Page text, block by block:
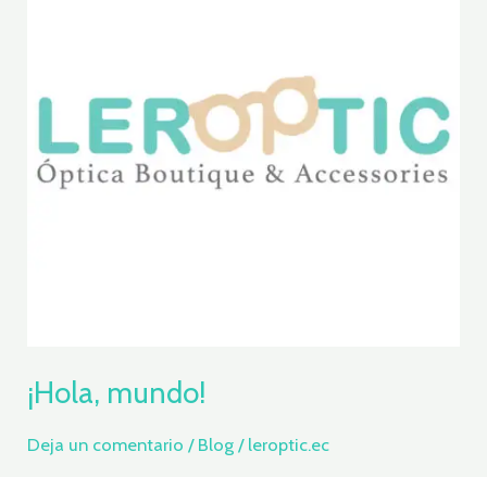
¡Hola, mundo!
Deja un comentario / Blog / leroptic.ec